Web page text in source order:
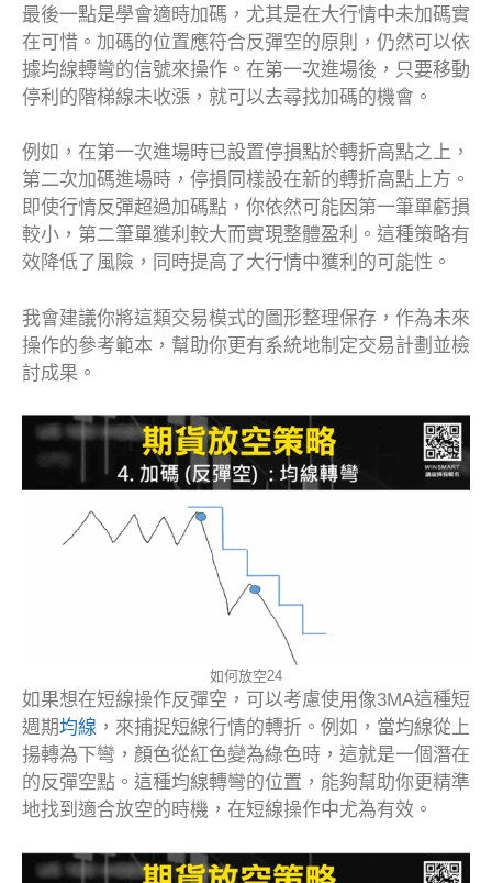
最後一點是學會適時加碼，尤其是在大行情中未加碼實
在可惜。加碼的位置應符合反彈空的原則，仍然可以依
據均線轉彎的信號來操作。在第一次進場後，只要移動
停利的階梯線未收漲，就可以去尋找加碼的機會。
例如，在第一次進場時已設置停損點於轉折高點之上，
第二次加碼進場時，停損同樣設在新的轉折高點上方。
即使行情反彈超過加碼點，你依然可能因第一筆單虧損
較小，第二筆單獲利較大而實現整體盈利。這種策略有
效降低了風險，同時提高了大行情中獲利的可能性。
我會建議你將這類交易模式的圖形整理保存，作為未來
操作的參考範本，幫助你更有系統地制定交易計劃並檢
討成果。
如何放空24
如果想在短線操作反彈空，可以考慮使用像3MA這種短
週期均線 ，來捕捉短線行情的轉折。例如，當均線從上
揚轉為下彎，顏色從紅色變為綠色時，這就是一個潛在
的反彈空點。這種均線轉彎的位置，能夠幫助你更精準
地找到適合放空的時機，在短線操作中尤為有效。